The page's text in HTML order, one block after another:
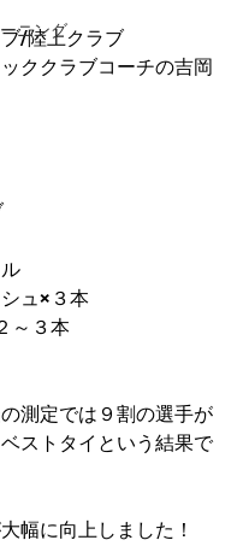
ニング
/陸上クラブ
ククラブコーチの吉岡
ュ×３本
～３本
測定では９割の選手が
ストタイという結果で
幅に向上しました！